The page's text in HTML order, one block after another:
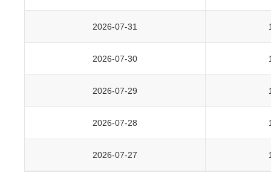
2026-07-31
2026-07-30
2026-07-29
2026-07-28
2026-07-27